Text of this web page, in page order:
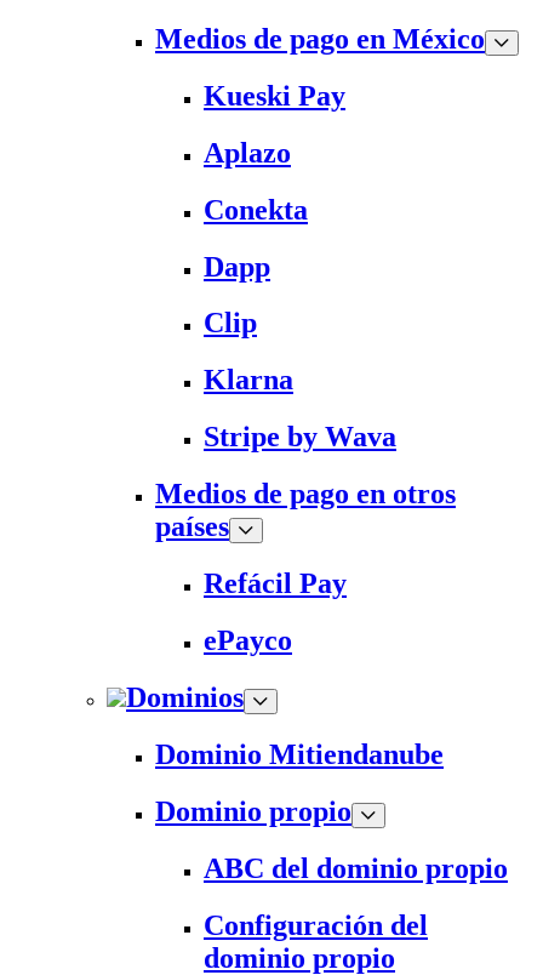
Medios de pago en México
Kueski Pay
Aplazo
Conekta
Dapp
Clip
Klarna
Stripe by Wava
Medios de pago en otros
países
Refácil Pay
ePayco
Dominios
Dominio Mitiendanube
Dominio propio
ABC del dominio propio
Configuración del
dominio propio